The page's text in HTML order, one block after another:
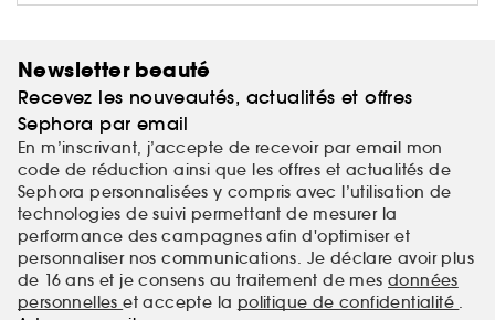
Newsletter beauté
Recevez les nouveautés, actualités et offres
Sephora par email
En m’inscrivant, j’accepte de recevoir par email mon
code de réduction ainsi que les offres et actualités de
Sephora personnalisées y compris avec l’utilisation de
technologies de suivi permettant de mesurer la
performance des campagnes afin d'optimiser et
personnaliser nos communications. Je déclare avoir plus
de 16 ans et je consens au traitement de mes données
personnelleset accepte la politique de confidentialité .